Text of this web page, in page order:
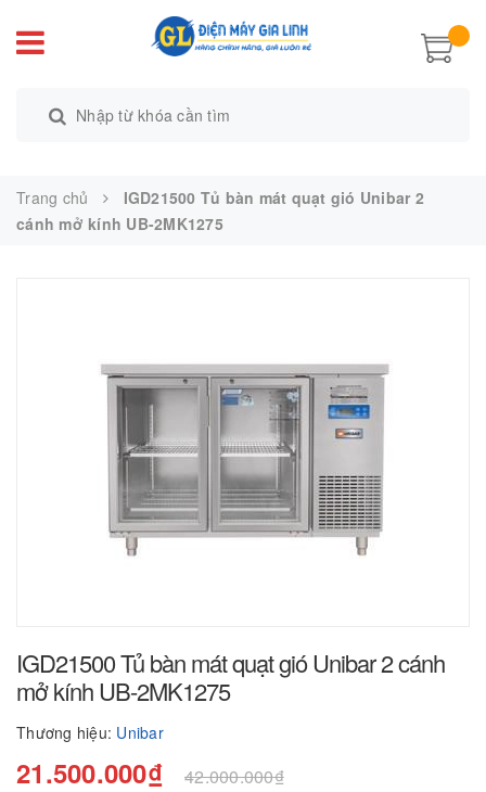
Trang chủ
IGD21500 Tủ bàn mát quạt gió Unibar 2
cánh mở kính UB-2MK1275
IGD21500 Tủ bàn mát quạt gió Unibar 2 cánh
mở kính UB-2MK1275
Thương hiệu: Unibar
21.500.000₫ 42.000.000₫